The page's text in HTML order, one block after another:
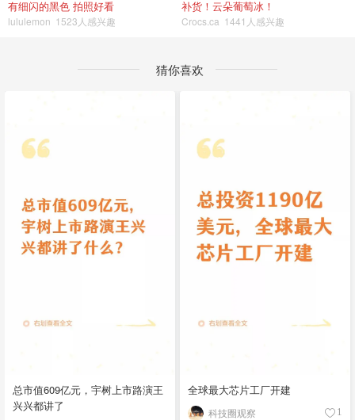
有细闪的黑色 拍照好看
lululemon 1523人感兴趣
补货！云朵葡萄冰！
Crocs.ca 1441人感兴趣
猜你喜欢
总市值609亿元，宇树上市路演王
兴兴都讲了
全球最大芯片工厂开建
科技圈观察 1